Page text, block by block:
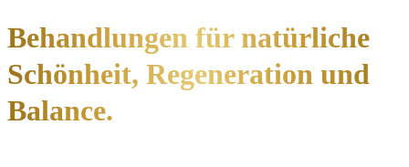
Behandlungen für natürliche
Schönheit, Regeneration und
Balance.